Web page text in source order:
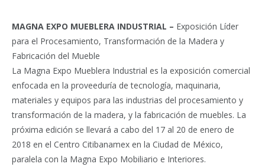
MAGNA EXPO MUEBLERA INDUSTRIAL – Exposición Líder
para el Procesamiento, Transformación de la Madera y
Fabricación del Mueble
La Magna Expo Mueblera Industrial es la exposición comercial
enfocada en la proveeduría de tecnología, maquinaria,
materiales y equipos para las industrias del procesamiento y
transformación de la madera, y la fabricación de muebles. La
próxima edición se llevará a cabo del 17 al 20 de enero de
2018 en el Centro Citibanamex en la Ciudad de México,
paralela con la Magna Expo Mobiliario e Interiores.